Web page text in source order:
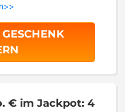
€ im Jackpot: 4